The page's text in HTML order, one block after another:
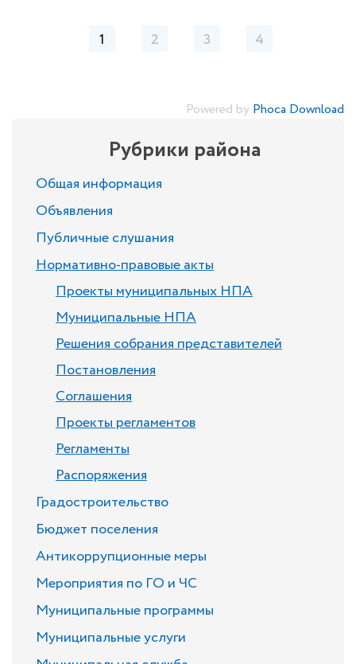
1 2 3 4
Powered by Phoca Download
Рубрики района
Общая информация
Объявления
Публичные слушания
Нормативно-правовые акты
Проекты муниципальных НПА
Муниципальные НПА
Решения собрания представителей
Постановления
Соглашения
Проекты регламентов
Регламенты
Распоряжения
Градостроительство
Бюджет поселения
Антикоррупционные меры
Мероприятия по ГО и ЧС
Муниципальные программы
Муниципальные услуги